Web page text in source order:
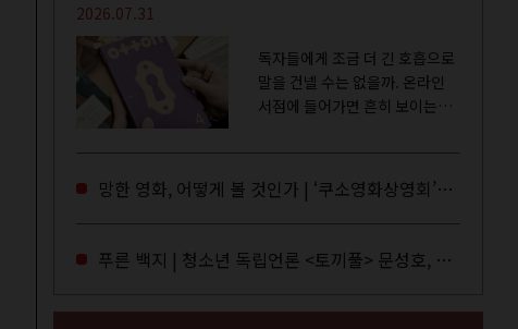
2026.07.31
독자들에게 조금 더 긴 호흡으로
말을 건넬 수는 없을까. 온라인
서점에 들어가면 흔히 보이는
고 MD들의 고민 끝에 세상 밖으
로 나온 종이 잡지 어떤(otton).
망한 영화, 어떻게 볼 것인가 | ‘쿠소영화상영회’와 ‘가자미’의 이야기
푸른 백지 | 청소년 독립언론 <토끼풀> 문성호, 서부건